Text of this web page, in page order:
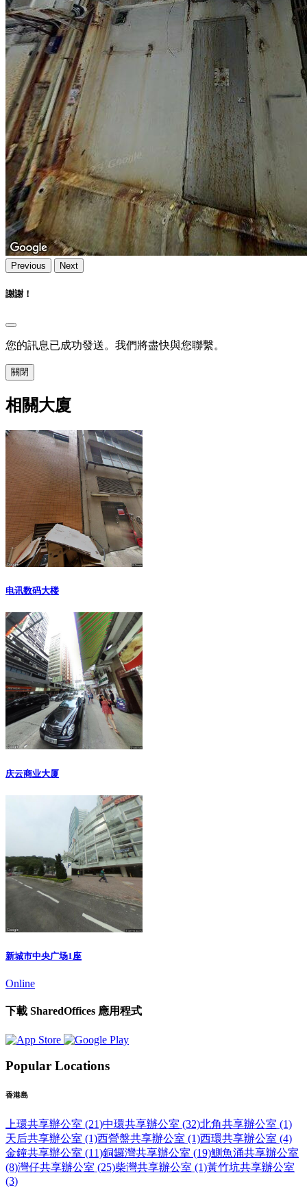
Previous Next
謝謝！
您的訊息已成功發送。我們將盡快與您聯繫。
關閉
相關大廈
电讯数码大楼
庆云商业大厦
新城市中央广场1座
Online
下載 SharedOffices 應用程式
Popular Locations
香港島
上環共享辦公室 (21)中環共享辦公室 (32)北角共享辦公室 (1)
天后共享辦公室 (1)西營盤共享辦公室 (1)西環共享辦公室 (4)
金鐘共享辦公室 (11)銅鑼灣共享辦公室 (19)鰂魚涌共享辦公室
(8)灣仔共享辦公室 (25)柴灣共享辦公室 (1)黃竹坑共享辦公室
(3)